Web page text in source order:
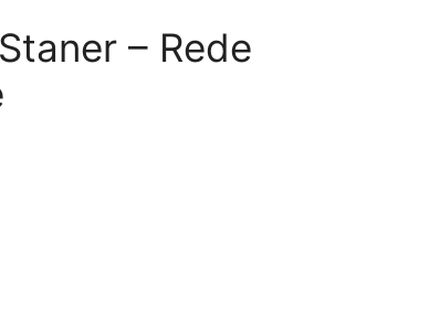
– Rede